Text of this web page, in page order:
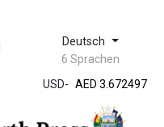
Deutsch
6 Sprachen
USD-
ZWL 321.999592
AED 3.672497
AED 3.672497
AFN
ALL 80.950045